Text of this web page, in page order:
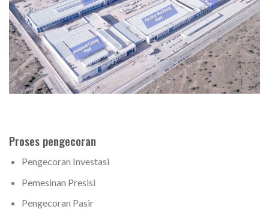
Proses pengecoran
Pengecoran Investasi
Pemesinan Presisi
Pengecoran Pasir